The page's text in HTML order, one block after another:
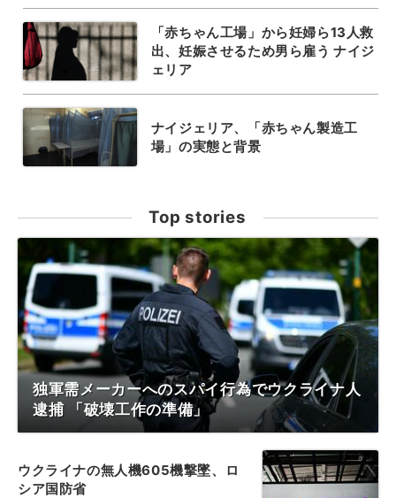
「赤ちゃん工場」から妊婦ら13人救
出、妊娠させるため男ら雇う ナイジ
ェリア
ナイジェリア、「赤ちゃん製造工
場」の実態と背景
Top stories
独軍需メーカーへのスパイ行為でウクライナ人
逮捕 「破壊工作の準備」
ウクライナの無人機605機撃墜、ロ
シア国防省